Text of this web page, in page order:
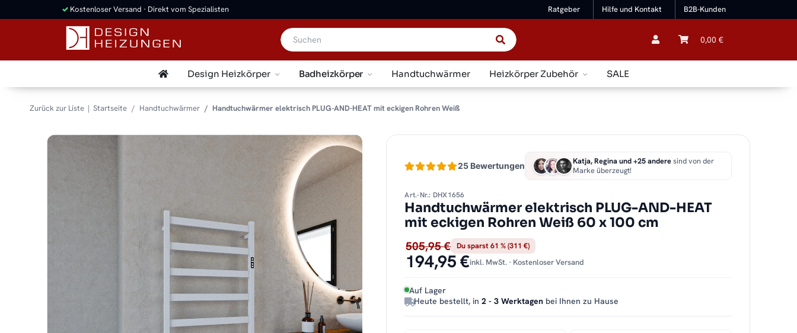
Ratgeber Hilfe und Kontakt B2B-Kunden
✓ Kostenloser Versand · Direkt vom Spezialisten
0,00 €
Design Heizkörper Badheizkörper Handtuchwärmer Heizkörper Zubehör SALE
Zurück zur Liste Startseite Handtuchwärmer Handtuchwärmer elektrisch PLUG-AND-HEAT mit eckigen Rohren Weiß
25 Bewertungen Katja, Regina und +25 anderesind von der
Marke überzeugt!
Art.-Nr.: DHX1656
Handtuchwärmer elektrisch PLUG-AND-HEAT
mit eckigen Rohren Weiß 60 x 100 cm
505,95 € Du sparst 61 % (311 €)
194,95 €inkl. MwSt. · Kostenloser Versand
Auf Lager
Heute bestellt, in2 - 3 Werktagen bei Ihnen zu Hause